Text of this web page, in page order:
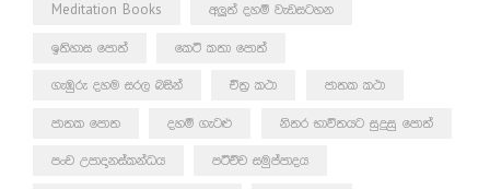
Meditation Books අලුත් දහම් වැඩසටහන
ඉතිහාස පොත් කෙටි කතා පොත්
ගැඹුරු දහම සරල බසින් චිත්‍ර කථා ජාතක කථා
ජාතක පොත දහම් ගැටළු නිතර භාවිතයට සුදුසු පොත්
පංච උපාදානස්කන්ධය පටිච්ච සමුප්පාදය